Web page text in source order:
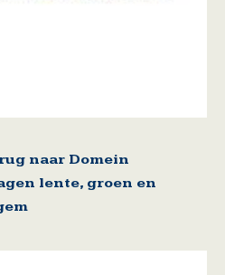
naar Domein
lente, groen en